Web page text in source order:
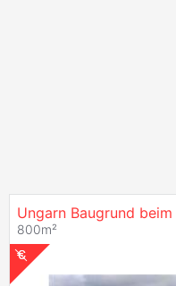
Ungarn Baugrund beim
800m²